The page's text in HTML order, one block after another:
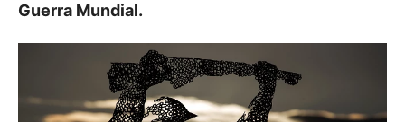
Guerra Mundial.